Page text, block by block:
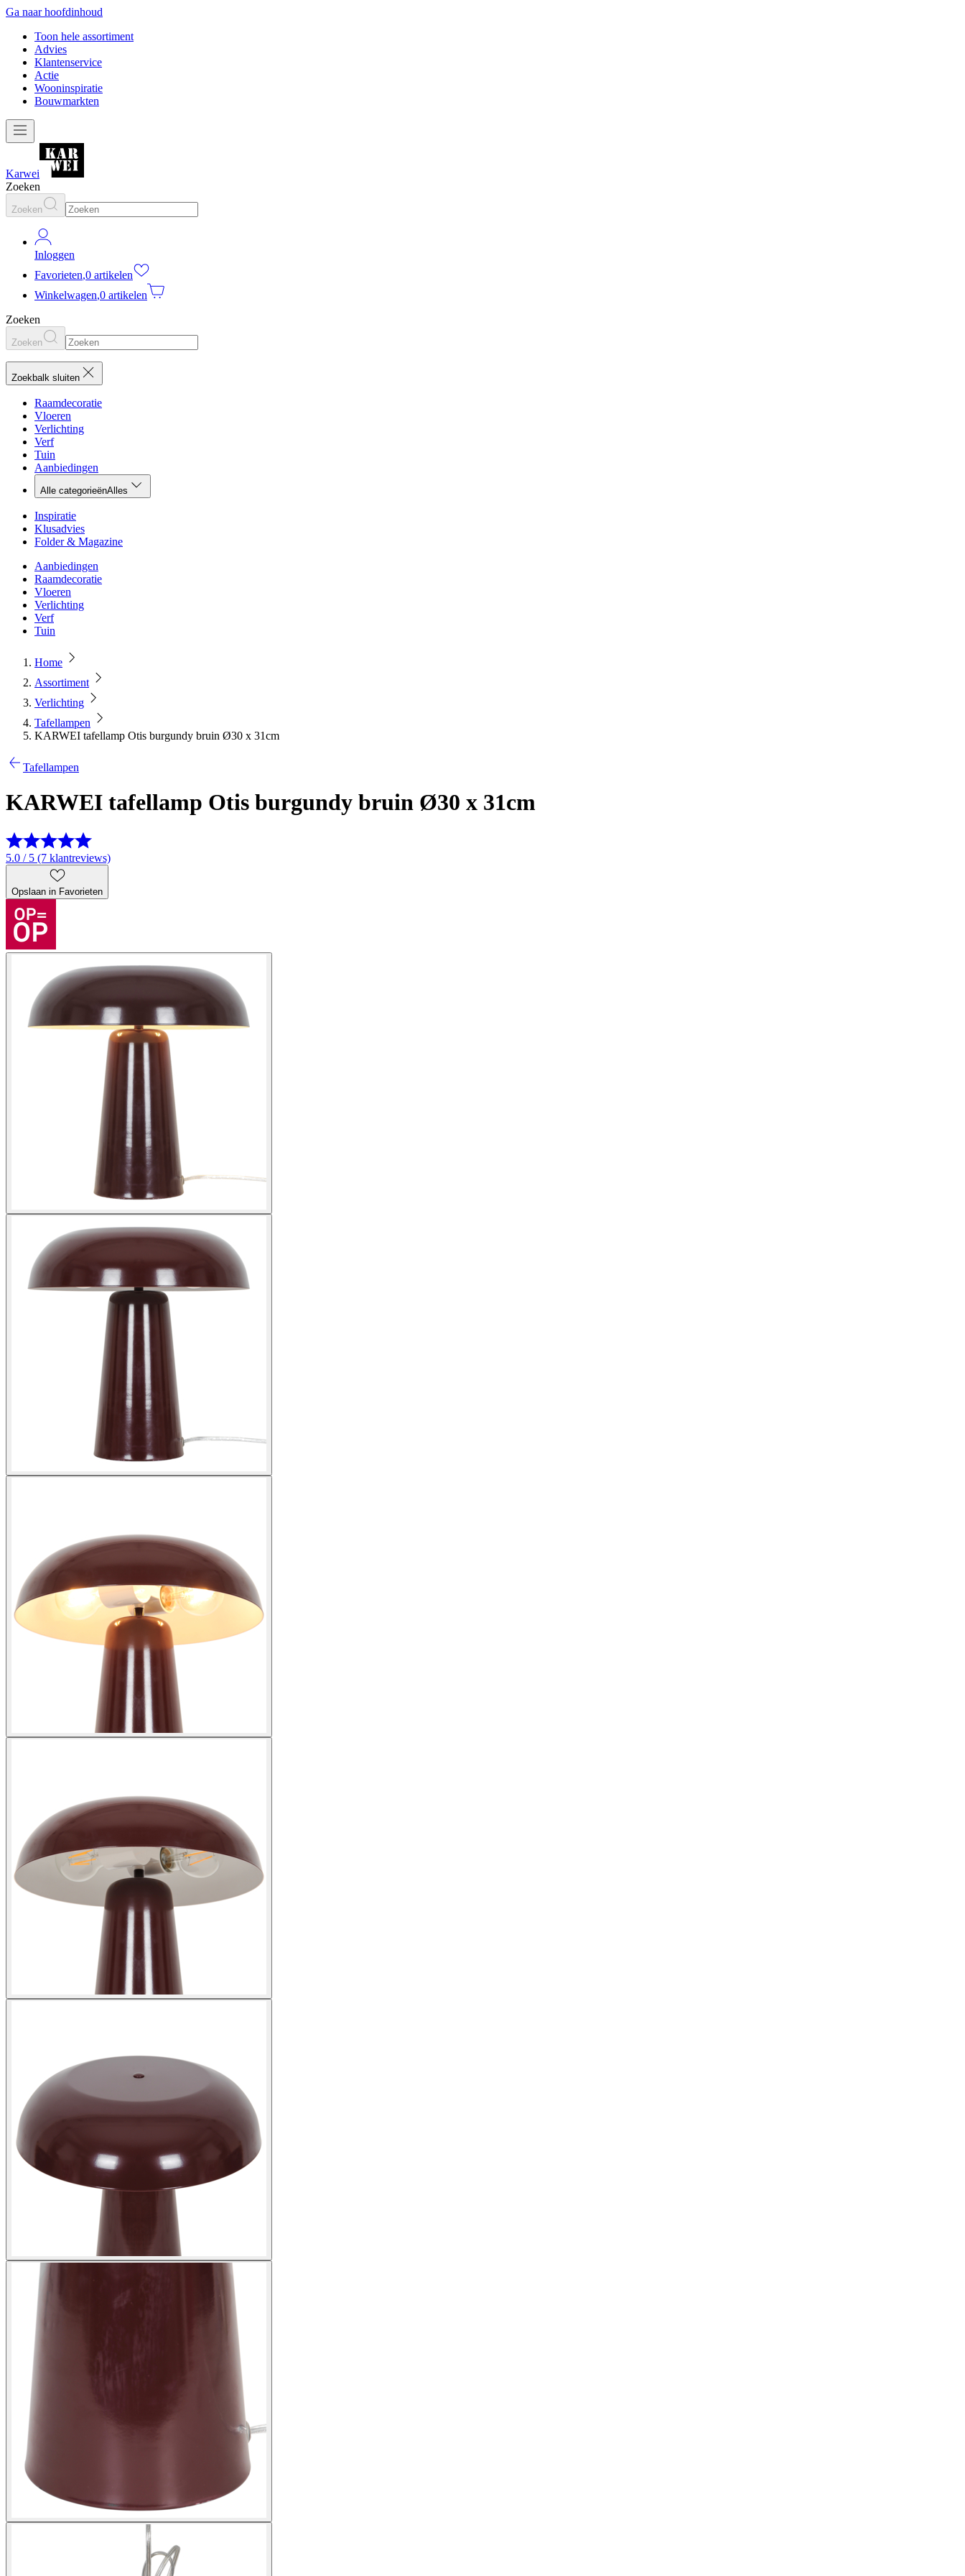
Ga naar hoofdinhoud
Toon hele assortiment
Advies
Klantenservice
Actie
Wooninspiratie
Bouwmarkten
Karwei
Zoeken
Zoeken
Inloggen
Favorieten,0 artikelen
Winkelwagen,0 artikelen
Zoeken
Zoeken
Zoekbalk sluiten
Raamdecoratie
Vloeren
Verlichting
Verf
Tuin
Aanbiedingen
Alle categorieënAlles
Inspiratie
Klusadvies
Folder & Magazine
Aanbiedingen
Raamdecoratie
Vloeren
Verlichting
Verf
Tuin
Home
Assortiment
Verlichting
Tafellampen
KARWEI tafellamp Otis burgundy bruin Ø30 x 31cm
Tafellampen
KARWEI tafellamp Otis burgundy bruin Ø30 x 31cm
5.0 / 5 (7 klantreviews)
Opslaan in Favorieten